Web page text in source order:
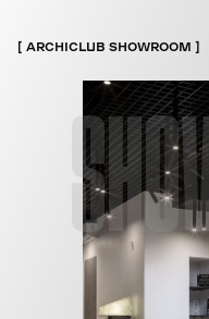
ARCHICLUB SHOWROOM